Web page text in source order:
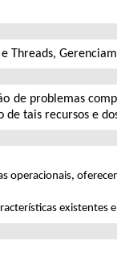
Threads,
de problemas
tais recursos e
operacionais,